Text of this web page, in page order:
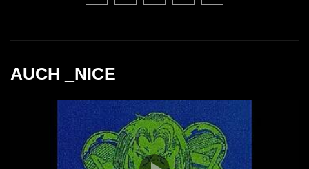
AUCH _NICE